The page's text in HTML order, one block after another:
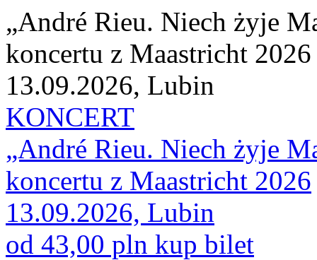
„André Rieu. Niech żyje
koncertu z Maastricht 2026
13.09.2026, Lubin
KONCERT
„André Rieu. Niech żyje
koncertu z Maastricht 2026
13.09.2026, Lubin
od 43,00 pln kup bilet